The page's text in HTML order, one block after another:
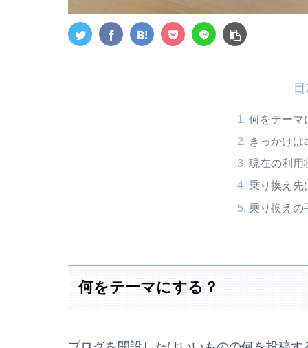
何をテーマ
きっかけは
現在の利用
乗り換え先
乗り換えの
何をテーマにする？